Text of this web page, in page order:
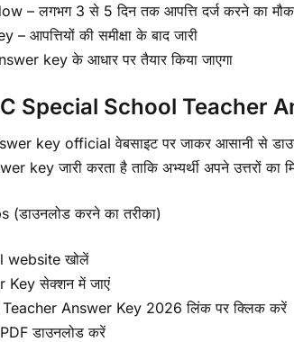
– लगभग 3 से 5 दिन तक आपत्ति दर्ज करने का
आपत्तियों की समीक्षा के बाद जारी
key के आधार पर तैयार किया जाएगा
Special School Teacher
key official वेबसाइट पर जाकर आसानी
key जारी करता है ताकि अभ्यर्थी अपने उत्तरों
करने का तरीका)
website खोलें
Key सेक्शन में जाएं
Answer Key 2026 लिंक पर क्लिक करें
डाउनलोड करें